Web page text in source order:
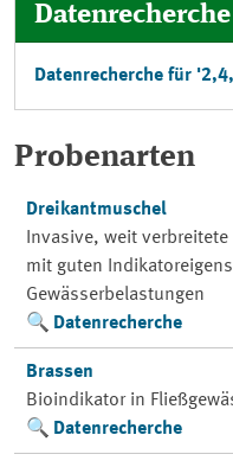
Datenrecherche
Datenrecherche für
Probenarten
Dreikantmuschel
Invasive, weit
mit guten
Gewässerbelastungen
Datenrecherche
Brassen
Bioindikator in
Datenrecherche